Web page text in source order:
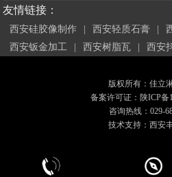
友情链接：
西安硅胶像制作 西安轻质石膏
西安钣金加工
西安树脂瓦 西安
版权所有：佳立
备案许可证： 陕ICP备
咨询热线：029-
技术支持： 西安